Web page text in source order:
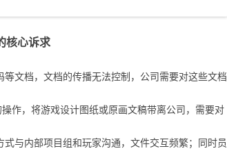
核心诉求
文档，文档的传播无法控制，公司需要对这些文档
作，将游戏设计图纸或原画文稿带离公司，需要对
与内部项目组和玩家沟通，文件交互频繁；同时员